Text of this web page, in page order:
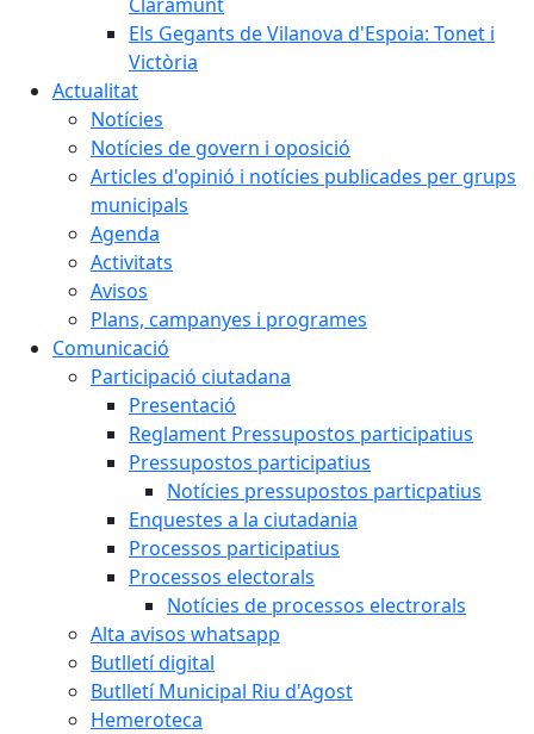
Els Gegants de Vilanova d'Espoia: Tonet i
Victòria
Actualitat
Notícies
Notícies de govern i oposició
Articles d'opinió i notícies publicades per grups
municipals
Agenda
Activitats
Avisos
Plans, campanyes i programes
Comunicació
Participació ciutadana
Presentació
Reglament Pressupostos participatius
Pressupostos participatius
Notícies pressupostos particpatius
Enquestes a la ciutadania
Processos participatius
Processos electorals
Notícies de processos electrorals
Alta avisos whatsapp
Butlletí digital
Butlletí Municipal Riu d'Agost
Hemeroteca